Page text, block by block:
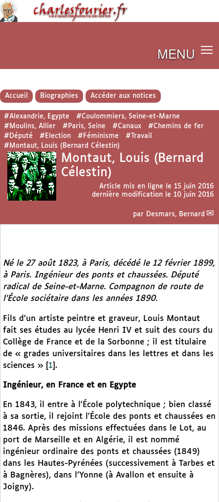
MENU
Accueil Biographies Accéder aux notices
#Alexandrie, Egypte
#Coulommiers, Seine-et-Marne
#Moulins, Allier
#Paris, Seine #Canaux
#Chemins de fer
#Député
#Election #Féminisme
#Travail
#Montaut, Louis (Bernard Célestin)
Montaut, Louis (Bernard
Célestin)
Article mis en ligne le 15 juin 2016
dernière modification le 10 juin 2016
par Desmars, Bernard
Né le 27 août 1823, à Paris, décédé le 12 février 1899,
à Paris. Ingénieur des ponts et chaussées. Député
radical de Seine-et-Marne. Compagnon de route de
l’École sociétaire dans les années 1890.
Fils d’un artiste peintre et graveur, Louis Montaut
fait ses études au lycée Henri IV et suit des cours du
Collège de France et de la Sorbonne ; il est titulaire
de « grades universitaires dans les lettres et dans les
sciences »
1 .
Ingénieur, en France et en Egypte
En 1843, il entre à l’École polytechnique ; bien classé
à sa sortie, il rejoint l’École des ponts et chaussées en
1846. Après des missions effectuées dans le Lot, au
port de Marseille et en Algérie, il est nommé
ingénieur ordinaire des ponts et chaussées (1849)
dans les Hautes-Pyrénées (successivement à Tarbes et
à Bagnères), dans l’Yonne (à Avallon et ensuite à
Joigny).